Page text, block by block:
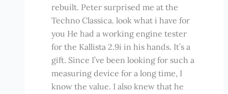
rebuilt. Peter surprised me at the
Techno Classica. look what i have for
you He had a working engine tester
for the Kallista 2.9i in his hands. It’s a
gift. Since I’ve been looking for such a
measuring device for a long time, I
know the value. I also knew that he